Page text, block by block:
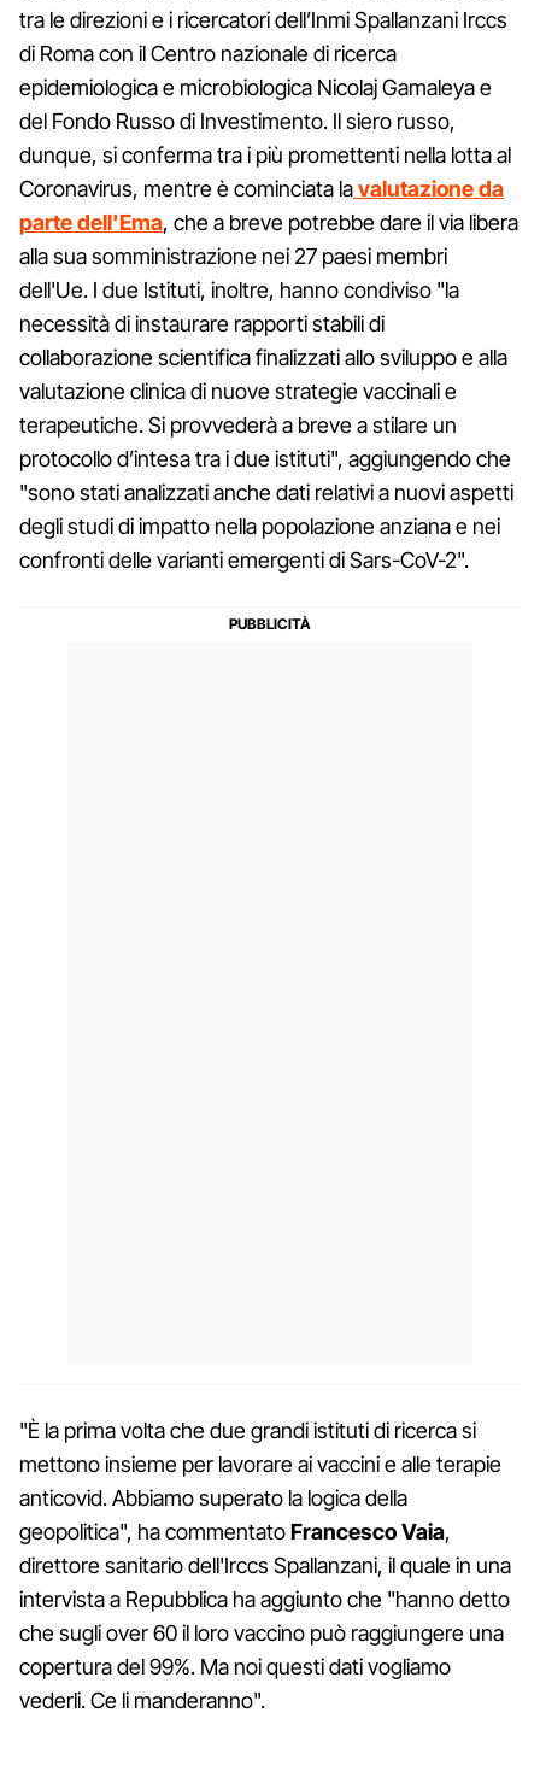
tra le direzioni e i ricercatori dell’Inmi Spallanzani Irccs
di Roma con il Centro nazionale di ricerca
epidemiologica e microbiologica Nicolaj Gamaleya e
del Fondo Russo di Investimento. Il siero russo,
dunque, si conferma tra i più promettenti nella lotta al
Coronavirus, mentre è cominciata lavalutazione da
parte dell'Ema, che a breve potrebbe dare il via libera
alla sua somministrazione nei 27 paesi membri
dell'Ue. I due Istituti, inoltre, hanno condiviso "la
necessità di instaurare rapporti stabili di
collaborazione scientifica finalizzati allo sviluppo e alla
valutazione clinica di nuove strategie vaccinali e
terapeutiche. Si provvederà a breve a stilare un
protocollo d’intesa tra i due istituti", aggiungendo che
"sono stati analizzati anche dati relativi a nuovi aspetti
degli studi di impatto nella popolazione anziana e nei
confronti delle varianti emergenti di Sars-CoV-2".
"È la prima volta che due grandi istituti di ricerca si
mettono insieme per lavorare ai vaccini e alle terapie
anticovid. Abbiamo superato la logica della
geopolitica", ha commentatoFrancesco Vaia,
direttore sanitario dell'Irccs Spallanzani, il quale in una
intervista a Repubblica ha aggiunto che "hanno detto
che sugli over 60 il loro vaccino può raggiungere una
copertura del 99%. Ma noi questi dati vogliamo
vederli. Ce li manderanno".